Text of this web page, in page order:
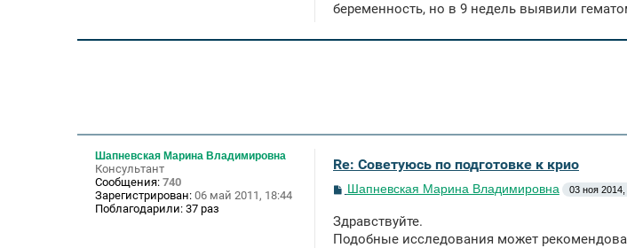
беременность, но в 9 недель выявили
Шапневская Марина Владимировна
Консультант
Сообщения: 740
Зарегистрирован: 06 май 2011, 18:44
Поблагодарили: 37 раз
Re: Советуюсь по подготовке к крио
С
б
щ
Шапневская Марина Владимировна 03 ноя
Здравствуйте.
Подобные исследования может